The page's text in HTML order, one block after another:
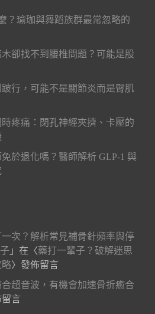
？瑜珈與舞蹈族群最常忽略的
卻找不到腰椎問題？可能是股
行，可能不是關節炎而是臀肌
疼痛：閉孔神經夾擠、卡壓的
於退化嗎？醫師解析 GLP-1 與
次？解析常見補骨針頻率與停
」在〈藥打一輩子？破解迷思
略〉發佈留言
合超音波，有機會加速骨折癒合
留言